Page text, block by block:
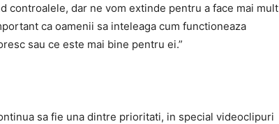
controalele, dar ne vom extinde pentru a face mai mult
ca oamenii sa inteleaga cum functioneaza
sau ce este mai bine pentru ei.”
sa fie una dintre prioritati, in special videoclipuri